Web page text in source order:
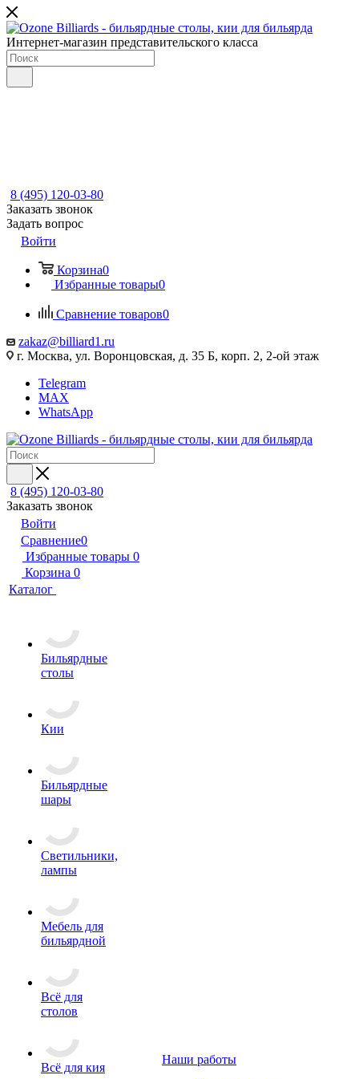
Интернет-магазин представительского класса
8 (495) 120-03-80
Заказать звонок
Задать вопрос
Войти
Корзина0
Избранные товары0
Сравнение товаров0
zakaz@billiard1.ru
г. Москва, ул. Воронцовская, д. 35 Б, корп. 2, 2-ой этаж
Telegram
MAX
WhatsApp
8 (495) 120-03-80
Заказать звонок
Войти
Сравнение0
Избранные товары 0
Корзина 0
Каталог
Бильярдные
столы
Кии
Бильярдные
шары
Светильники,
лампы
Мебель для
бильярдной
Всё для
столов
Всё для кия
Наши работы